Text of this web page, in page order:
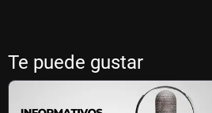
Te puede gustar